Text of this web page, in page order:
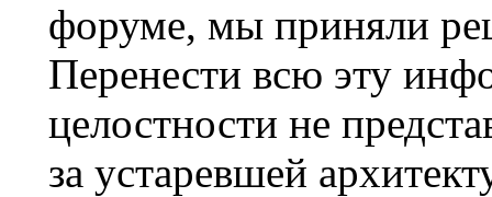
форуме, мы приняли
Перенести всю эту
целостности не
за устаревшей